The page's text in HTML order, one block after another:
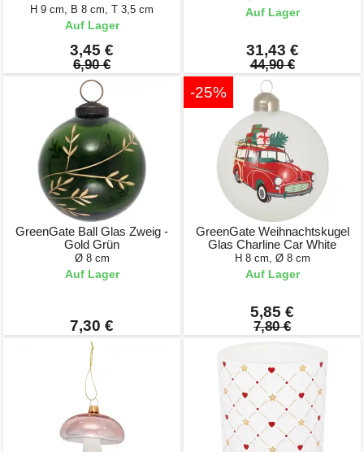
H 9 cm, B 8 cm, T 3,5 cm
Auf Lager
3,45 €
6,90 €
Auf Lager
31,43 €
44,90 €
GreenGate Ball Glas Zweig -
Gold Grün
Ø 8 cm
Auf Lager
7,30 €
-25%
GreenGate Weihnachtskugel
Glas Charline Car White
H 8 cm, Ø 8 cm
Auf Lager
5,85 €
7,80 €